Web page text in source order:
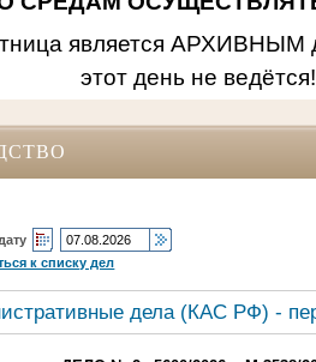
является АРХИВНЫМ
этот день не ведётся!
к списку дел
дела (КАC РФ) -